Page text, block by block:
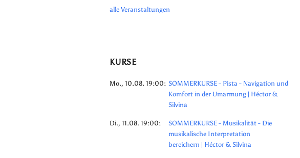
alle Veranstaltungen
KURSE
Mo., 10.08. 19:00: SOMMERKURSE - Pista - Navigation und
Komfort in der Umarmung | Héctor &
Silvina
Di., 11.08. 19:00:
SOMMERKURSE - Musikalität - Die
musikalische Interpretation
bereichern | Héctor & Silvina